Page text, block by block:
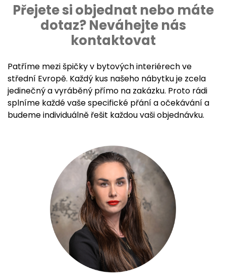
Přejete si objednat nebo máte
dotaz? Neváhejte nás
kontaktovat
Patříme mezi špičky v bytových interiérech ve
střední Evropě. Každý kus našeho nábytku je zcela
jedinečný a vyráběný přímo na zakázku. Proto rádi
splníme každé vaše specifické přání a očekávání a
budeme individuálně řešit každou vaši objednávku.